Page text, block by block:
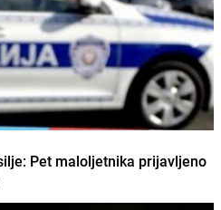
Pet maloljetnika prijavljeno